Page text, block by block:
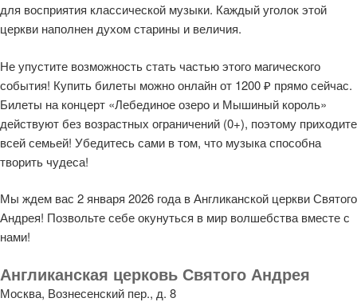
для восприятия классической музыки. Каждый уголок этой
церкви наполнен духом старины и величия.
Не упустите возможность стать частью этого магического
события! Купить билеты можно онлайн от 1200 ₽ прямо сейчас.
Билеты на концерт «Лебединое озеро и Мышиный король»
действуют без возрастных ограничений (0+), поэтому приходите
всей семьей! Убедитесь сами в том, что музыка способна
творить чудеса!
Мы ждем вас 2 января 2026 года в Англиканской церкви Святого
Андрея! Позвольте себе окунуться в мир волшебства вместе с
нами!
Англиканская церковь Святого Андрея
Москва, Вознесенский пер., д. 8